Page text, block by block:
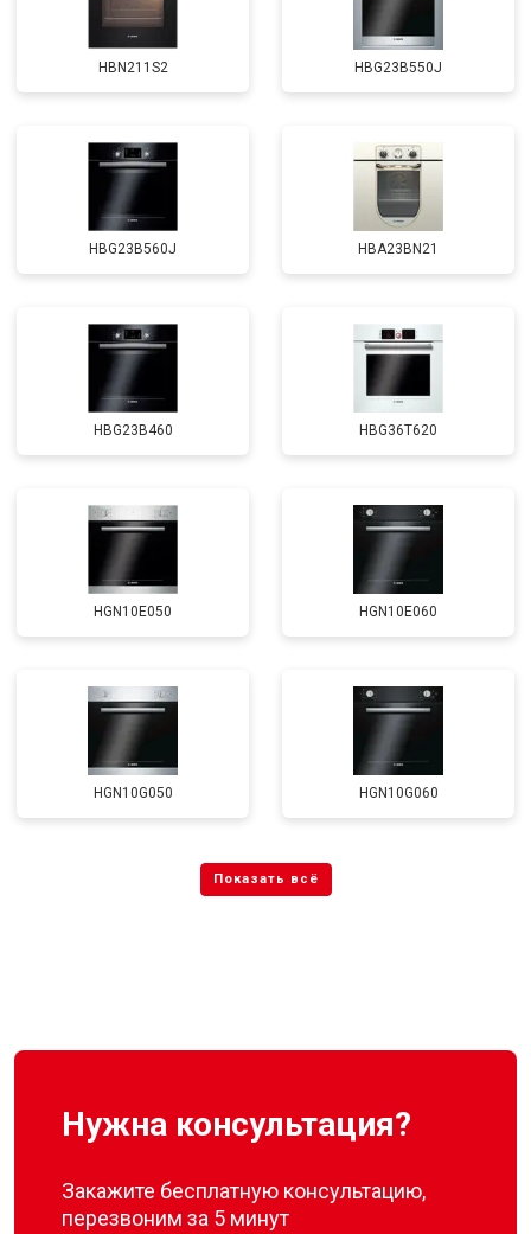
HBN211S2 HBG23B550J
HBG23B560J HBA23BN21
HBG23B460 HBG36T620
HGN10E050 HGN10E060
HGN10G050 HGN10G060
Нужна консультация?
Закажите бесплатную консультацию,
перезвоним за 5 минут